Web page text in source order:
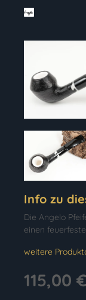
Info zu
Die Angelo
einen
weitere
115,00 €